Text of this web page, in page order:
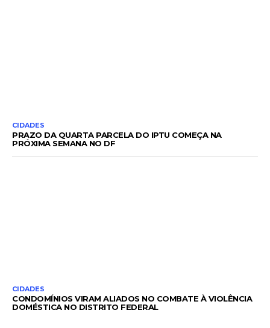
CIDADES
PRAZO DA QUARTA PARCELA DO IPTU COMEÇA NA
PRÓXIMA SEMANA NO DF
CIDADES
CONDOMÍNIOS VIRAM ALIADOS NO COMBATE À VIOLÊNCIA
DOMÉSTICA NO DISTRITO FEDERAL